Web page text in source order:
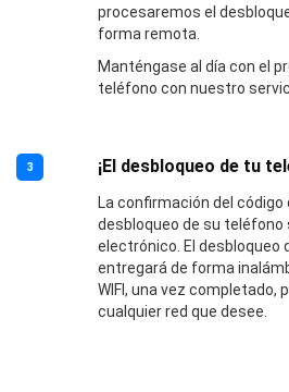
procesaremos el
forma remota.
Manténgase al día con el
teléfono con nuestro
3 ¡El desbloqueo de tu
La confirmación del código
desbloqueo de su teléfono
electrónico. El desbloqueo
entregará de forma
WIFI, una vez completado,
cualquier red que desee.